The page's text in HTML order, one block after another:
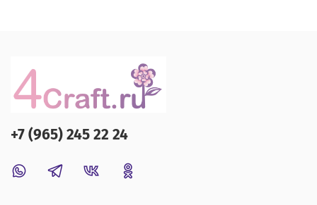
+7 (965) 245 22 24